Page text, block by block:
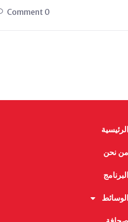
0 Comment
الرئيسية
من نحن
البرنامج
الوسائط